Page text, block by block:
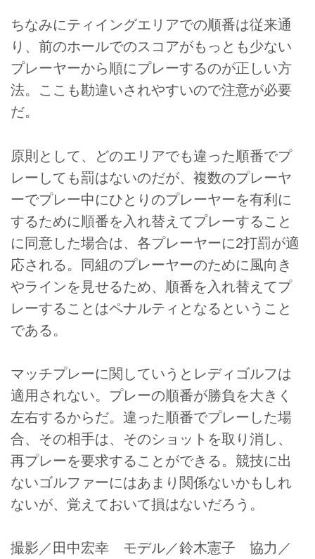
ており、年齢関係なく楽しめるの
が魅力のひとつ。「仕事を引退し
てからゴルフを始めよう」と思い
立つ人も少なくない。しかし、体
力的にもう若くないシニア世代が
心者用と言われているクラブセッ
トでいいの？ 業界屈指のギアオ
タクでクラブフィッターの小倉勇
人が考えた。
ちなみにティイングエリアでの順番は従来通
り、前のホールでのスコアがもっとも少ない
プレーヤーから順にプレーするのが正しい方
法。ここも勘違いされやすいので注意が必要
だ。
原則として、どのエリアでも違った順番でプ
レーしても罰はないのだが、複数のプレーヤ
ーでプレー中にひとりのプレーヤーを有利に
するために順番を入れ替えてプレーすること
に同意した場合は、各プレーヤーに2打罰が適
応される。同組のプレーヤーのために風向き
やラインを見せるため、順番を入れ替えてプ
レーすることはペナルティとなるということ
である。
マッチプレーに関していうとレディゴルフは
適用されない。プレーの順番が勝負を大きく
左右するからだ。違った順番でプレーした場
合、その相手は、そのショットを取り消し、
再プレーを要求することができる。競技に出
ないゴルファーにはあまり関係ないかもしれ
ないが、覚えておいて損はないだろう。
撮影／田中宏幸 モデル／鈴木憲子 協力／